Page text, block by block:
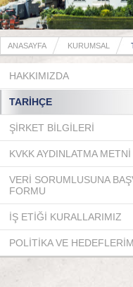
ANASAYFA KURUMSAL
HAKKIMIZDA
TARİHÇE
ŞİRKET BİLGİLERİ
KVKK AYDINLATMA METNİ
VERİ SORUMLUSUNA
FORMU
İŞ ETİĞİ KURALLARIMIZ
POLİTİKA VE